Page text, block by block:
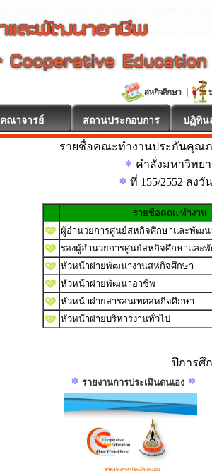
คณาจารย์ สถานประกอบการ ปฏิทิน
รายชื่อคณะทำงานประกันคุณ
คำสั่งมหาวิทย
ที่ 155/2552 ลง
รายชื่อคณะทำงาน
ผู้อำนวยการศูนย์สหกิจศึกษาและพัฒน
รองผู้อำนวยการศูนย์สหกิจศึกษาและ
หัวหน้าฝ่ายพัฒนางานสหกิจศึกษา
หัวหน้าฝ่ายพัฒนาอาชีพ
หัวหน้าฝ่ายสารสนเทศสหกิจศึกษา
หัวหน้าฝ่ายบริหารงานทั่วไป
ปีการศึ
รายงานการประเมินตนเอง